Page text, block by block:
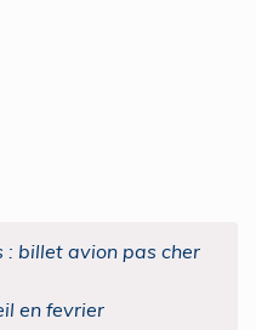
: billet avion pas cher
en fevrier